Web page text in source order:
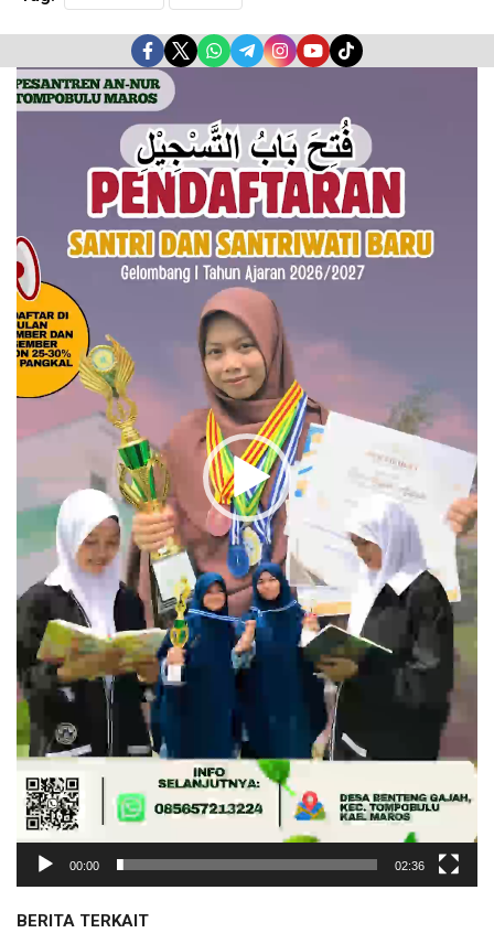
Pemutar
Video
00:00 02:36
BERITA TERKAIT